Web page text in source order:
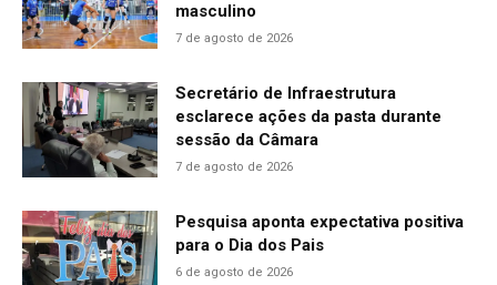
masculino
7 de agosto de 2026
Secretário de Infraestrutura
esclarece ações da pasta durante
sessão da Câmara
7 de agosto de 2026
Pesquisa aponta expectativa positiva
para o Dia dos Pais
6 de agosto de 2026